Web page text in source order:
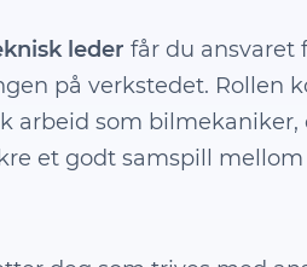
leder får du ansvaret
på verkstedet. Rollen
arbeid som
et godt samspill